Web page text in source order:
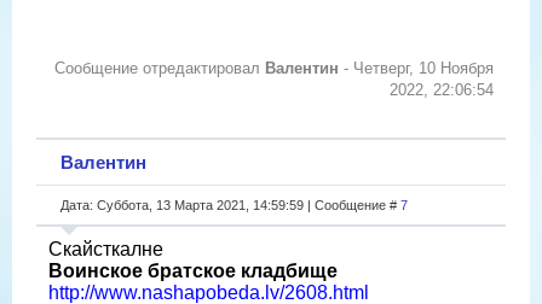
Сообщение отредактировал Валентин - Четверг, 10 Ноября
2022, 22:06:54
Валентин
Дата: Суббота, 13 Марта 2021, 14:59:59 | Сообщение # 7
Скайсткалне
Воинское братское кладбище
http://www.nashapobeda.lv/2608.html